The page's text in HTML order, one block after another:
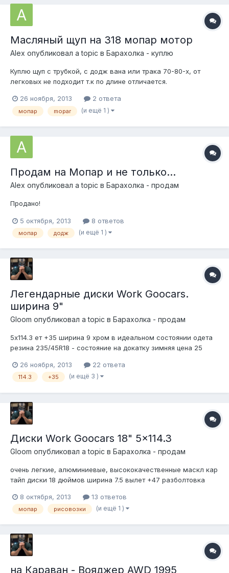
Масляный щуп на 318 мопар мотор
Alеx опубликовал a topic в Барахолка - куплю
Куплю щуп с трубкой, с додж вана или трака 70-80-х, от
легковых не подходит т.к по длине отличается.
26 ноября, 2013 2 ответа
мопар mopar (и ещё 1 )
Продам на Мопар и не только...
Alеx опубликовал a topic в Барахолка - продам
Продано!
5 октября, 2013 8 ответов
мопар додж (и ещё 1 )
Легендарные диски Work Goocars.
ширина 9"
Gloom опубликовал a topic в Барахолка - продам
5х114.3 ет +35 ширина 9 хром в идеальном состоянии одета
резина 235/45R18 - состояние на докатку зимняя цена 25
26 ноября, 2013
22 ответа
114.3 +35 (и ещё 3 )
Диски Work Goocars 18" 5x114.3
Gloom опубликовал a topic в Барахолка - продам
очень легкие, алюминиевые, высококачественные маскл кар
тайп диски 18 дюймов ширина 7.5 вылет +47 разболтовка
аватаре
8 октября, 2013 13 ответов
мопар рисовозки (и ещё 1 )
на Караван - Вояджер AWD 1995